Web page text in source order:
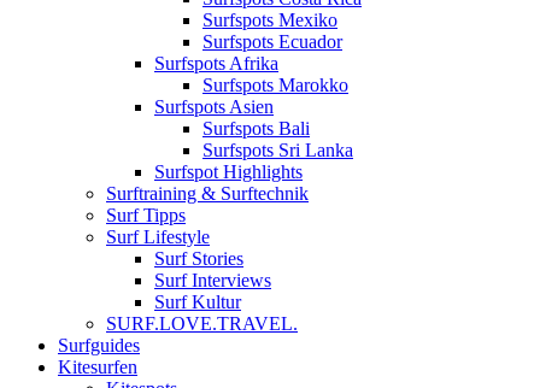
Surfspots Mexiko
Surfspots Ecuador
Surfspots Afrika
Surfspots Marokko
Surfspots Asien
Surfspots Bali
Surfspots Sri Lanka
Surfspot Highlights
Surftraining & Surftechnik
Surf Tipps
Surf Lifestyle
Surf Stories
Surf Interviews
Surf Kultur
SURF.LOVE.TRAVEL.
Surfguides
Kitesurfen